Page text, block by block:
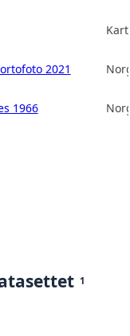
2021
1966
1